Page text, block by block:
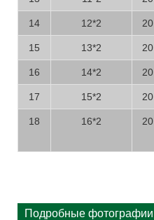
14 12*2 20
15 13*2 20
16 14*2 20
17 15*2 20
18 16*2 20
Подробные фотографии